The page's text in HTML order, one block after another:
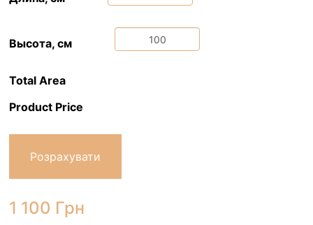
Высота, см
Total Area
Product Price
Розрахувати
1 100 Грн